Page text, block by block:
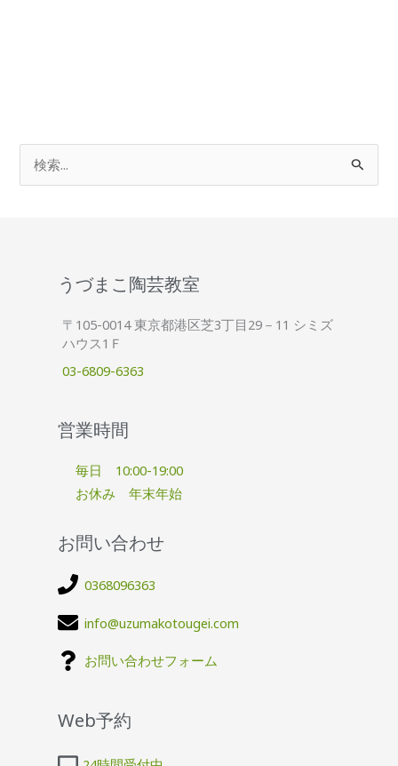
うづまこ陶芸教室
〒105-0014 東京都港区芝3丁目29－11 シミズ
ハウス1Ｆ
03-6809-6363
営業時間
毎日 10:00-19:00
お休み 年末年始
お問い合わせ
0368096363
info@uzumakotougei.com
お問い合わせフォーム
Web予約